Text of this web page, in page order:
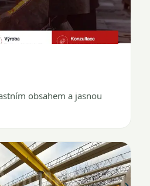
obsahem a jasnou